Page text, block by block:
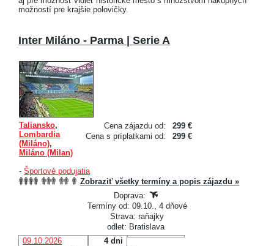
možností pre krajšie polovičky.
Inter Miláno - Parma | Serie A
Cena zájazdu od:
299 €
Cena s príplatkami od:
299 €
Taliansko,
Lombardia
(Miláno),
Miláno (Milan)
- Športové podujatia
Zobraziť všetky termíny a popis zájazdu »
Doprava:
Termíny od: 09.10., 4 dňové
Strava: raňajky
odlet: Bratislava
09.10.2026
4 dni